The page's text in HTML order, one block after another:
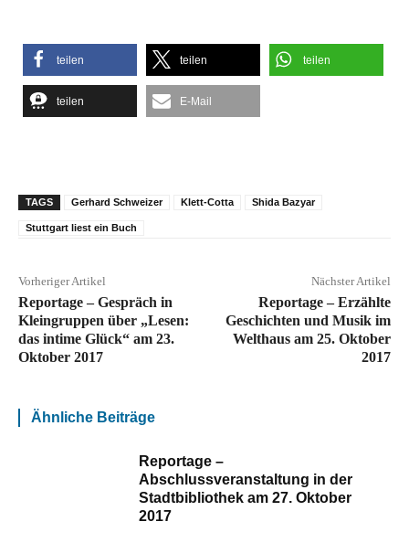
teilen teilen teilen
teilen E-Mail
TAGS Gerhard Schweizer Klett-Cotta Shida Bazyar
Stuttgart liest ein Buch
Vorheriger Artikel
Reportage – Gespräch in
Kleingruppen über „Lesen:
das intime Glück“ am 23.
Oktober 2017
Nächster Artikel
Reportage – Erzählte
Geschichten und Musik im
Welthaus am 25. Oktober
2017
Ähnliche Beiträge
Reportage –
Abschlussveranstaltung in der
Stadtbibliothek am 27. Oktober
2017